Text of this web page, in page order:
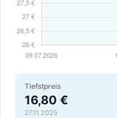
Tiefstpreis
16,80 €
27.11.2025